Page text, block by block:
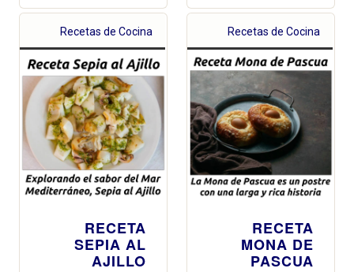
Recetas de Cocina
RECETA
SEPIA AL
AJILLO
Recetas de Cocina
RECETA
MONA DE
PASCUA